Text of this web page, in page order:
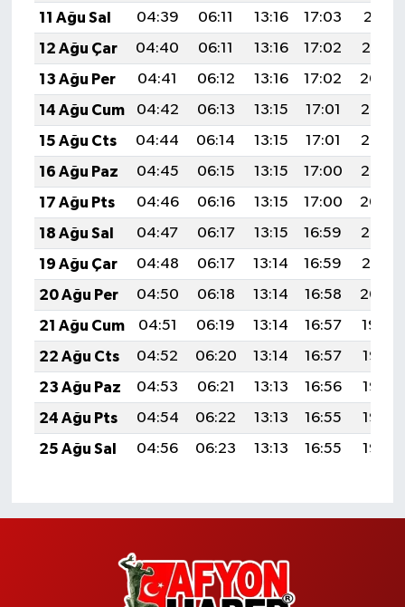
11 Ağu Sal
04:39 06:11 13:16 17:03
20:11
12 Ağu Çar
04:40 06:11 13:16 17:02
20:10
13 Ağu Per
04:41 06:12 13:16 17:02
20:09
14 Ağu Cum
04:42 06:13 13:15 17:01
20:08
15 Ağu Cts
04:44 06:14 13:15 17:01
20:06
16 Ağu Paz
04:45 06:15 13:15 17:00
20:05
17 Ağu Pts
04:46 06:16 13:15 17:00
20:04
18 Ağu Sal
04:47 06:17 13:15 16:59
20:03
19 Ağu Çar
04:48 06:17 13:14 16:59
20:01
20 Ağu Per
04:50 06:18 13:14 16:58
20:00
21 Ağu Cum
04:51 06:19 13:14 16:57
19:59
22 Ağu Cts
04:52 06:20 13:14 16:57
19:57
23 Ağu Paz
04:53 06:21 13:13 16:56
19:56
24 Ağu Pts
04:54 06:22 13:13 16:55
19:55
25 Ağu Sal
04:56 06:23 13:13 16:55 19:53